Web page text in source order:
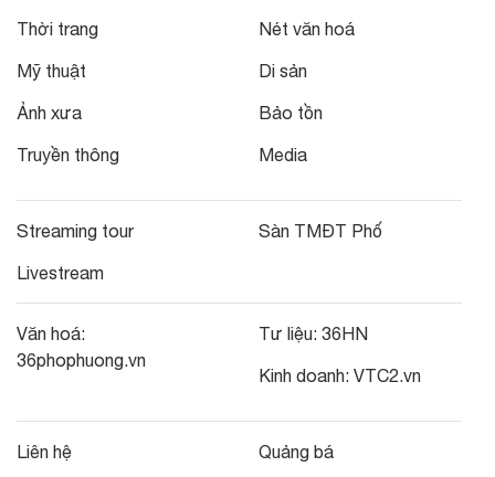
Thời trang
Mỹ thuật
Ảnh xưa
Truyền thông
Nét văn hoá
Di sản
Bảo tồn
Media
Streaming tour
Livestream
Sàn TMĐT Phố
Văn hoá:
36phophuong.vn
Tư liệu: 36HN
Kinh doanh: VTC2.vn
Liên hệ Quảng bá